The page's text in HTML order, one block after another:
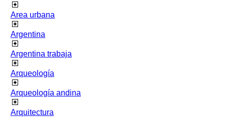
Area urbana
Argentina
Argentina trabaja
Arqueología
Arqueología andina
Arquitectura